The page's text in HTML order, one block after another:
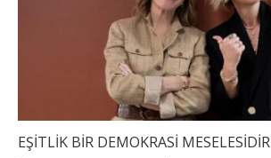
EŞİTLİK BİR DEMOKRASİ MESELESİDİR